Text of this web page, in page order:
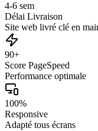
4-6 sem
Délai Livraison
Site web livré clé en
90+
Score PageSpeed
Performance optimale
100%
Responsive
Adapté tous écrans